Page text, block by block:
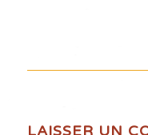
LAISSER UN